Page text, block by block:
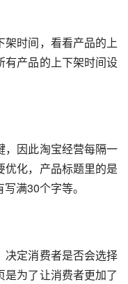
架时间，看看产品的上
有产品的上下架时间设
，因此淘宝经营每隔一
优化，产品标题里的是
满30个字等。
决定消费者是否会选择
为了让消费者更加了